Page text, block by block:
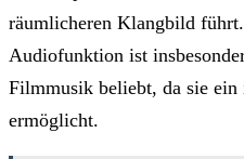
räumlicheren Klangbild
Audiofunktion ist
Filmmusik beliebt, da sie ein
ermöglicht.